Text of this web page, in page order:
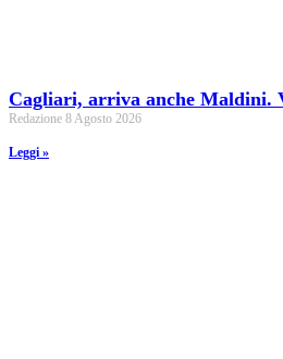
Cagliari, arriva anche Maldini.
Redazione 8 Agosto 2026
Leggi »